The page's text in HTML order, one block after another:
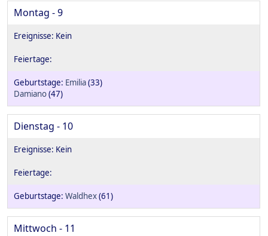
Montag - 9
Emilia(33)
Damiano(47)
Dienstag - 10
Waldhex(61)
Mittwoch - 11